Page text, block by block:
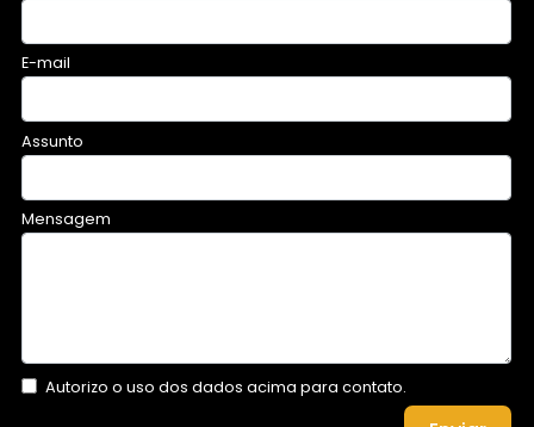
E-mail
Assunto
Mensagem
Autorizo o uso dos dados acima para contato.